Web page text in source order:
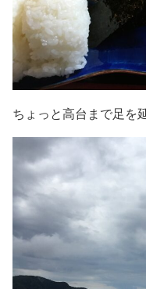
ちょっと高台まで足を